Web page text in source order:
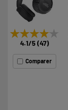
★★★★★
★★★★★
4.1/5 (47)
Comparer